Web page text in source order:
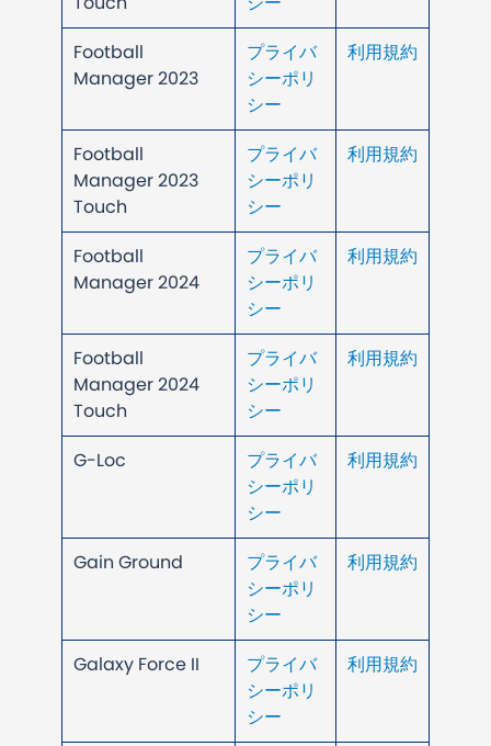
Football
Manager 2023
プライバ
シーポリ
シー
利用規約
Football
Manager 2023
Touch
プライバ
シーポリ
シー
利用規約
Football
Manager 2024
プライバ
シーポリ
シー
利用規約
Football
Manager 2024
Touch
プライバ
シーポリ
シー
利用規約
G-Loc
プライバ
シーポリ
シー
利用規約
Gain Ground
プライバ
シーポリ
シー
利用規約
Galaxy Force II
プライバ
シーポリ
シー
利用規約